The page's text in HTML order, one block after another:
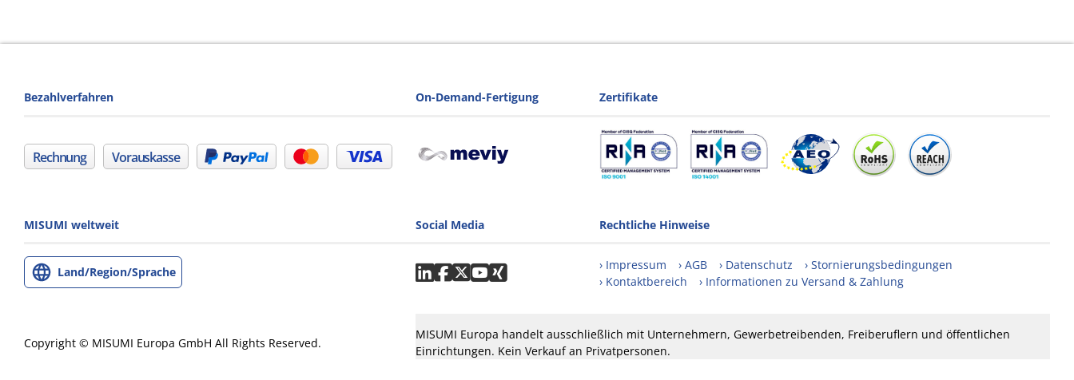
Bezahlverfahren
Rechnung Vorauskasse
On-Demand-Fertigung Zertifikate
MISUMI weltweit
Land/Region/Sprache
Social Media Rechtliche Hinweise
Impressum AGB Datenschutz
Stornierungsbedingungen
Kontaktbereich
Informationen zu Versand & Zahlung
Copyright © MISUMI Europa GmbH All Rights Reserved.
MISUMI Europa handelt ausschließlich mit Unternehmern, Gewerbetreibenden, Freiberuflern und öffentlichen
Einrichtungen. Kein Verkauf an Privatpersonen.